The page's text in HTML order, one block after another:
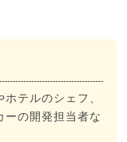
テルのシェフ、
ーの開発担当者な